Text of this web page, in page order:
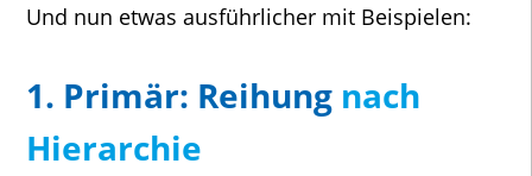
Und nun etwas ausführlicher mit Beispielen:
1. Primär: Reihung nach
Hierarchie